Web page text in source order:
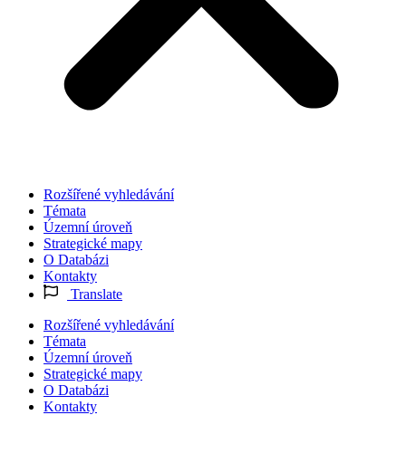
Rozšířené vyhledávání
Témata
Územní úroveň
Strategické mapy
O Databázi
Kontakty
Translate
Rozšířené vyhledávání
Témata
Územní úroveň
Strategické mapy
O Databázi
Kontakty